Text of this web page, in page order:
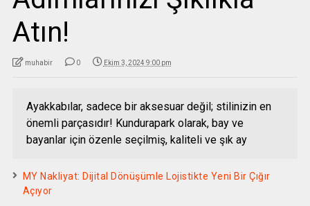
Atın!
muhabir 0 Ekim 3, 2024 9:00 pm
Ayakkabılar, sadece bir aksesuar değil; stilinizin en
önemli parçasıdır! Kundurapark olarak, bay ve
bayanlar için özenle seçilmiş, kaliteli ve şık ay
MY Nakliyat: Dijital Dönüşümle Lojistikte Yeni Bir Çığır
Açıyor